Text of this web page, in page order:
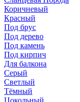
Коричневый
Красный
Под брус
Под дерево
Под камень
Под кирпич
Для балкона
Серый
Светлый
Тёмный
Цокольный